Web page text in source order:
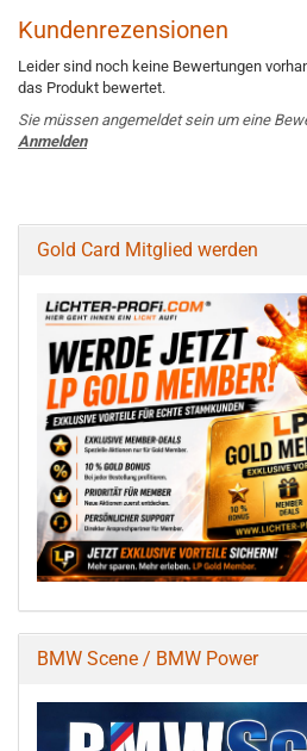
Kundenrezensionen
Leider sind noch keine Bewertungen
das Produkt bewertet.
Sie müssen angemeldet sein um eine
Anmelden
Gold Card Mitglied werden
BMW Scene / BMW Power